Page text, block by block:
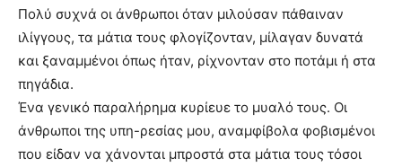
Πολύ συχνά οι άνθρωποι όταν μιλούσαν πάθαιναν
ιλίγγους, τα μάτια τους φλογίζονταν, μίλαγαν δυνατά
και ξαναμμένοι όπως ήταν, ρίχνονταν στο ποτάμι ή στα
πηγάδια.
Ένα γενικό παραλήρημα κυρίευε το μυαλό τους. Οι
άνθρωποι της υπη-ρεσίας μου, αναμφίβολα φοβισμένοι
που είδαν να χάνονται μπροστά στα μάτια τους τόσοι